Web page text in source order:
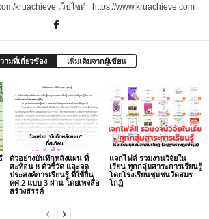
kruachieve เว็บไซต์ : https://www.kruachieve.com
ามที่เกี่ยวข้อง เพิ่มเติมจากผู้เขียน
ตัวอย่างบันทึกหลังแผน ที่
สะท้อน 8 ตัวชี้วัด และจุด
ประสงค์การเรียนรู้ ที่ใช้ยื่น
คศ.2 แบบ 3 ผ่าน โดยเพจสื่อ
สร้างสรรค์
แจกไฟล์ รวมงานวิจัยใน
เรียน ทุกกลุ่มสาระการเรียนรู้
โดยโรงเรียนชุมชนวัดสมร
โกฏิ